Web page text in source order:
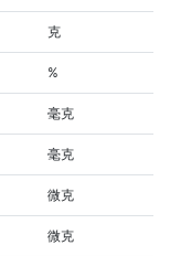
克
%
毫克
毫克
微克
微克